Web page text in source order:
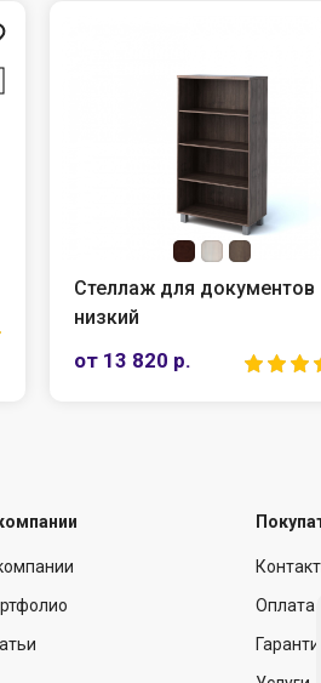
Стеллаж для документов
низкий
от 13 820 р.
Оплата